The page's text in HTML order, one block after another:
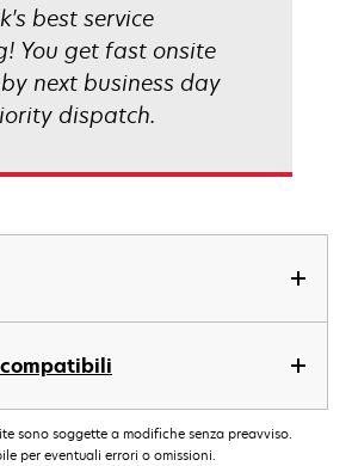
best service
You get fast onsite
next business day
dispatch.
sono soggette a modifiche senza preavviso.
per eventuali errori o omissioni.